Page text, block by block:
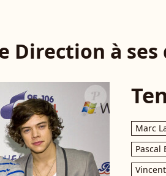
Direction à ses
Marc
Pascal